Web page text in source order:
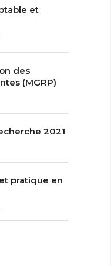
et
des
(MGRP)
2021
pratique en